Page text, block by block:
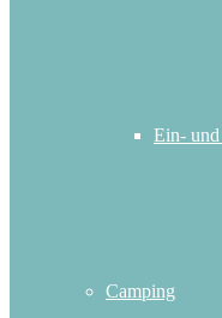
Ein- und
Camping